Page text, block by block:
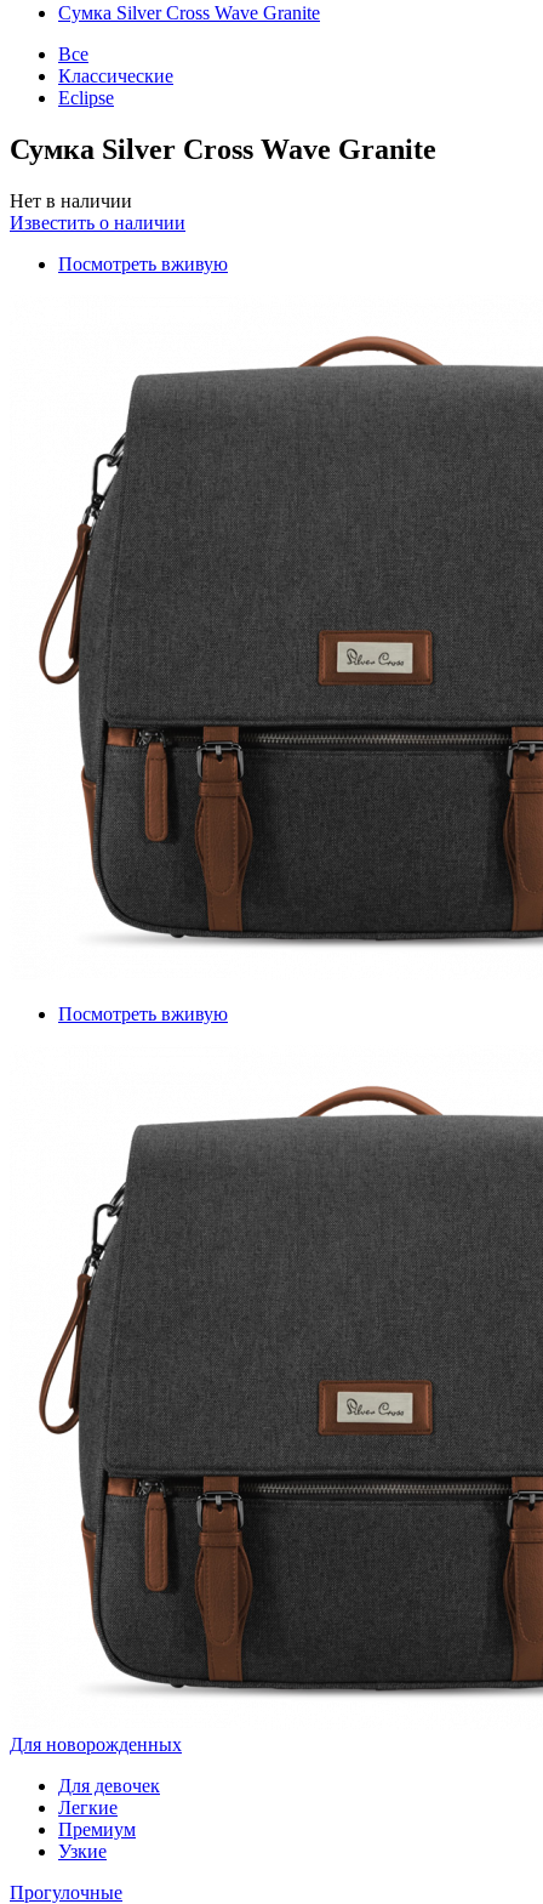
Сумка Silver Cross Wave Granite
Все
Классические
Eclipse
Сумка Silver Cross Wave Granite
Нет в наличии
Известить о наличии
Посмотреть вживую
Посмотреть вживую
Для новорожденных
Для девочек
Легкие
Премиум
Узкие
Прогулочные